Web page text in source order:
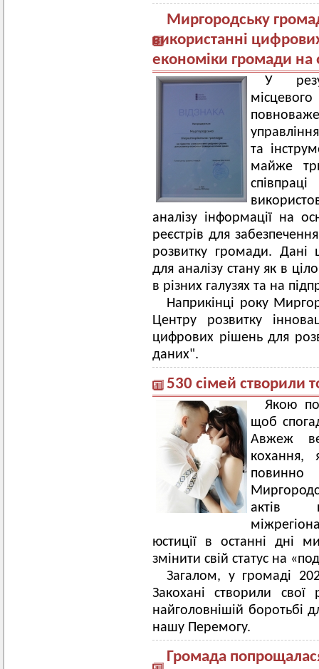
Миргородську
використанні
економіки громади на
У
та
майже
аналізу інформації на
реєстрів для
розвитку громади. Дані
для аналізу стану як в
в різних галузях та на
Наприкінці року
Центру розвитку
цифрових рішень для
даних".
530 сімей створили
Якою
щоб
Авжеж
кохання,
повинно
актів
юстиції в останні дні
змінити свій статус на
Загалом, у громаді
Закохані створили
найголовнішій боротьбі
нашу Перемогу.
Громада